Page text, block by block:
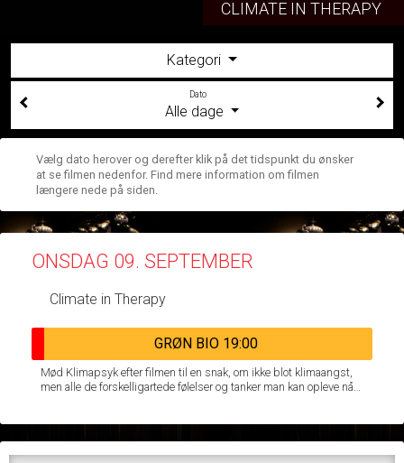
CLIMATE IN THERAPY
Kategori
Dato
Alle dage
Vælg dato herover og derefter klik på det tidspunkt du ønsker
at se filmen nedenfor. Find mere information om filmen
længere nede på siden.
ONSDAG 09. SEPTEMBER
Climate in Therapy
GRØN BIO 19:00
Mød Klimapsyk efter filmen til en snak, om ikke blot klimaangst,
men alle de forskelligartede følelser og tanker man kan opleve når